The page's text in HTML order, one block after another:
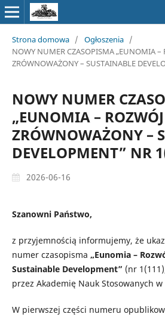
Strona domowa / Ogłoszenia /
NOWY NUMER CZASOPISMA „EUNOMIA –
ZRÓWNOWAŻONY – SUSTAINABLE
NOWY NUMER
„EUNOMIA – ROZWÓJ
ZRÓWNOWAŻONY –
DEVELOPMENT” NR
2026-06-16
Szanowni Państwo,
z przyjemnością informujemy, że
numer czasopisma „Eunomia –
Sustainable Development” (nr
przez Akademię Nauk Stosowanych
W pierwszej części numeru